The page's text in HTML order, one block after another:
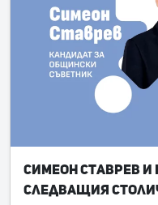
Симеон Ставрев
следващия